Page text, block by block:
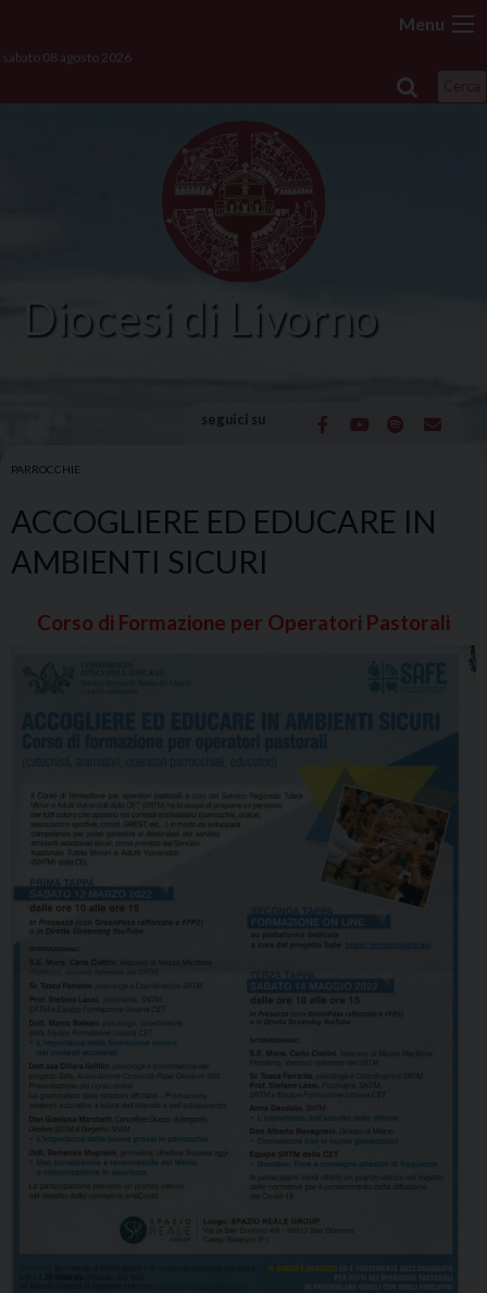
content
Menu
sabato 08 agosto 2026
Diocesi di Livorno
seguici su
PARROCCHIE
ACCOGLIERE ED EDUCARE IN
AMBIENTI SICURI
Corso di Formazione per Operatori Pastorali